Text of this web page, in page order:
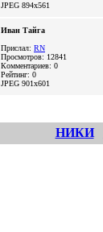
JPEG 894x561
Иван Тайга
Прислал: RN
Просмотров: 12841
Комментариев: 0
Рейтинг: 0
JPEG 901x601
НИКИ